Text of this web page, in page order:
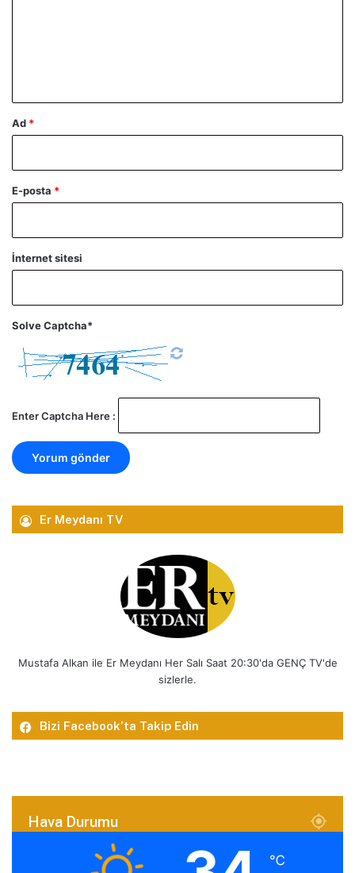
Ad *
E-posta *
İnternet sitesi
Solve Captcha*
Enter Captcha Here :
Er Meydanı TV
Mustafa Alkan ile Er Meydanı Her Salı Saat 20:30'da GENÇ TV'de
sizlerle.
Bizi Facebook’ta Takip Edin
Hava Durumu
℃